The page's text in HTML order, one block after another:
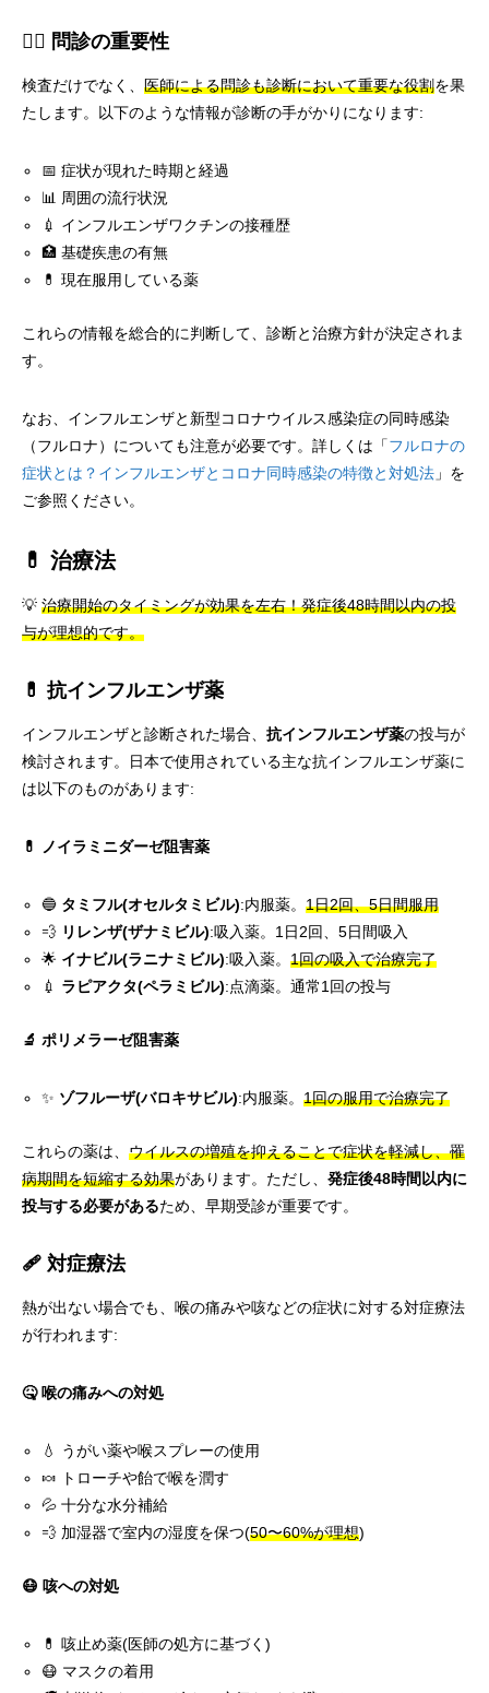
👨‍⚕️ 問診の重要性
検査だけでなく、 医師による問診も診断において重要な役割を果
たします。以下のような情報が診断の手がかりになります:
📅 症状が現れた時期と経過
📊 周囲の流行状況
💉 インフルエンザワクチンの接種歴
🏥 基礎疾患の有無
💊 現在服用している薬
これらの情報を総合的に判断して、診断と治療方針が決定されま
す。
なお、インフルエンザと新型コロナウイルス感染症の同時感染
（フルロナ）についても注意が必要です。詳しくは「フルロナの
症状とは？インフルエンザとコロナ同時感染の特徴と対処法 」を
ご参照ください。
💊 治療法
💡 治療開始のタイミングが効果を左右！発症後48時間以内の投
与が理想的です。
💊 抗インフルエンザ薬
インフルエンザと診断された場合、 抗インフルエンザ薬の投与が
検討されます。日本で使用されている主な抗インフルエンザ薬に
は以下のものがあります:
💊 ノイラミニダーゼ阻害薬
🔵 タミフル(オセルタミビル):内服薬。1日2回、5日間服用
💨 リレンザ(ザナミビル):吸入薬。1日2回、5日間吸入
🌟 イナビル(ラニナミビル):吸入薬。1回の吸入で治療完了
💉 ラピアクタ(ペラミビル):点滴薬。通常1回の投与
🔬 ポリメラーゼ阻害薬
✨ ゾフルーザ(バロキサビル):内服薬。1回の服用で治療完了
これらの薬は、 ウイルスの増殖を抑えることで症状を軽減し、罹
病期間を短縮する効果があります。ただし、 発症後48時間以内に
投与する必要があるため、早期受診が重要です。
🩹 対症療法
熱が出ない場合でも、喉の痛みや咳などの症状に対する対症療法
が行われます:
🤒 喉の痛みへの対処
💧 うがい薬や喉スプレーの使用
🍬 トローチや飴で喉を潤す
💦 十分な水分補給
💨 加湿器で室内の湿度を保つ(50〜60%が理想)
😷 咳への対処
💊 咳止め薬(医師の処方に基づく)
😷 マスクの着用